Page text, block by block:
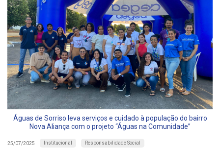
Águas de Sorriso leva serviços e cuidado à população do bairro
Nova Aliança com o projeto “Águas na Comunidade”
25/07/2025 Institucional Responsabilidade Social